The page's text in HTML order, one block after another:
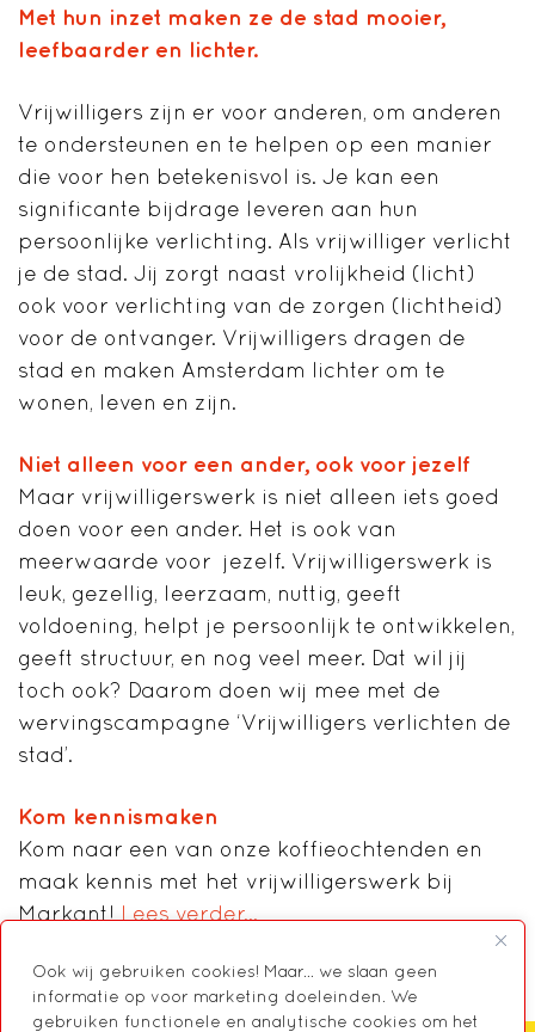
Ook wij gebruiken cookies! Maar... we slaan geen
informatie op voor marketing doeleinden. We
gebruiken functionele en analytische cookies om het
Met hun inzet maken ze de stad mooier,
leefbaarder en lichter.
Vrijwilligers zijn er voor anderen, om anderen
te ondersteunen en te helpen op een manier
die voor hen betekenisvol is. Je kan een
significante bijdrage leveren aan hun
persoonlijke verlichting. Als vrijwilliger verlicht
je de stad. Jij zorgt naast vrolijkheid (licht)
ook voor verlichting van de zorgen (lichtheid)
voor de ontvanger. Vrijwilligers dragen de
stad en maken Amsterdam lichter om te
wonen, leven en zijn.
Niet alleen voor een ander, ook voor jezelf
Maar vrijwilligerswerk is niet alleen iets goed
doen voor een ander. Het is ook van
meerwaarde voor jezelf. Vrijwilligerswerk is
leuk, gezellig, leerzaam, nuttig, geeft
voldoening, helpt je persoonlijk te ontwikkelen,
geeft structuur, en nog veel meer. Dat wil jij
toch ook? Daarom doen wij mee met de
wervingscampagne ‘Vrijwilligers verlichten de
stad’.
Kom kennismaken
Kom naar een van onze koffieochtenden en
maak kennis met het vrijwilligerswerk bij
Markant!Lees verder…